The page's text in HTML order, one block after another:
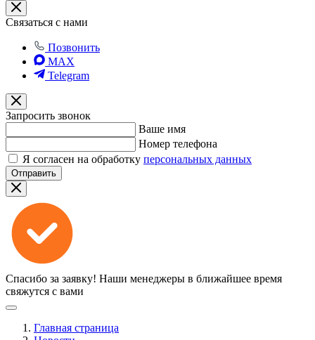
Связаться с нами
Позвонить
MAX
Telegram
Запросить звонок
Ваше имя
Номер телефона
Я согласен на обработку персональных данных
Отправить
Спасибо за заявку! Наши менеджеры в ближайшее время
свяжутся с вами
Главная страница